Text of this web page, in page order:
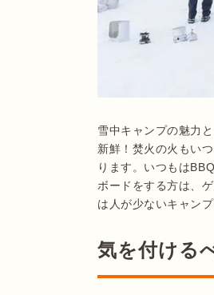
雪中キャンプの魅力
新鮮！焚火の火もい
ります。いつもは
ボードをする方は、
は人が少ないキャン
気を付ける